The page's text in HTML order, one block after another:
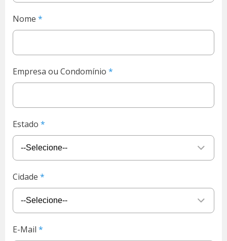
Nome
Empresa ou Condomínio
Estado
Cidade
E-Mail